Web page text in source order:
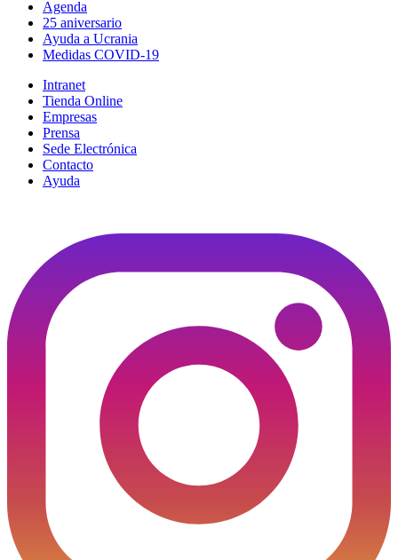
Agenda
25 aniversario
Ayuda a Ucrania
Medidas COVID-19
Intranet
Tienda Online
Empresas
Prensa
Sede Electrónica
Contacto
Ayuda